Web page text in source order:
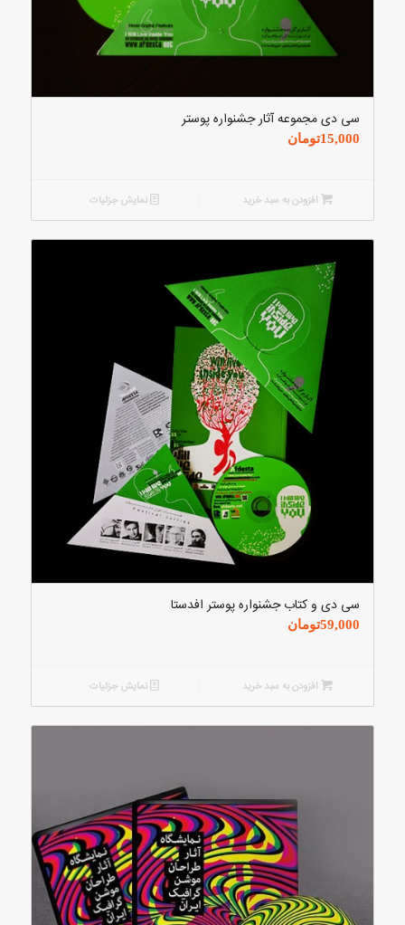
سی دی مجموعه آثار جشنواره پوستر
15,000تومان
افزودن به سبد خرید نمایش جزئیات
سی دی و کتاب جشنواره پوستر افدستا
59,000تومان
افزودن به سبد خرید نمایش جزئیات